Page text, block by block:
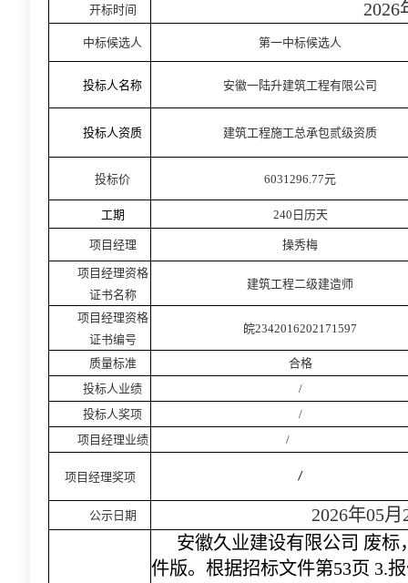
开标时间 2026
中标候选人 第一中标候选人
投标人名称 安徽一陆升建筑工程有限公司
投标人资质 建筑工程施工总承包贰级资质
投标价 6031296.77元
工期 240日历天
项目经理 操秀梅
项目经理资格
证书名称
建筑工程二级建造师
项目经理资格
证书编号
皖2342016202171597
质量标准
合格
投标人业绩
/
投标人奖项
/
项目经理业绩
/
项目经理奖项 /
公示日期 2026年05月
安徽久业建设有限公司 废标
件版。根据招标文件第53页 3.